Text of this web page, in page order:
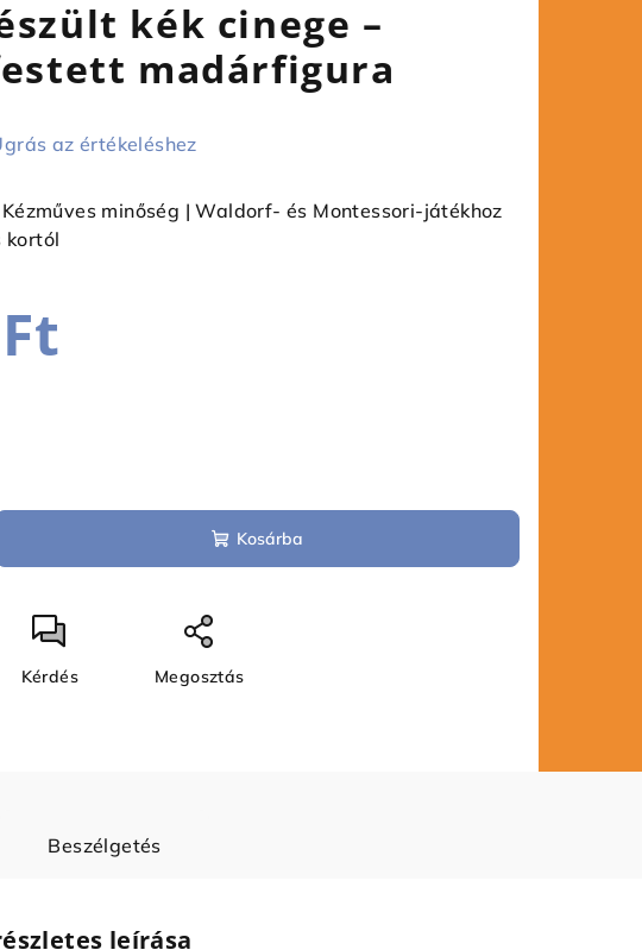
kék cinege –
madárfigura
az értékeléshez
minőség | Waldorf- és Montessori-játékhoz
kortól
Kosárba
Kérdés Megosztás
Beszélgetés
leírása